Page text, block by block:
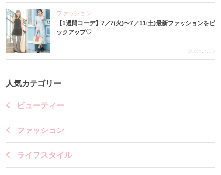
ファッション
【1週間コーデ】7／7(火)〜7／11(土)最新ファッションをピ
ックアップ♡
2026.7.15
人気カテゴリー
ビューティー
ファッション
ライフスタイル